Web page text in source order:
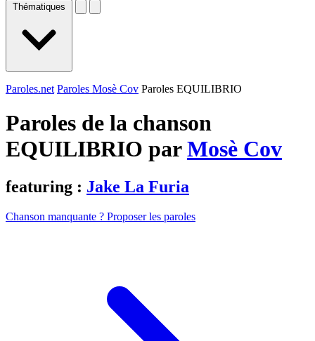
Thématiques
Paroles.net Paroles Mosè Cov Paroles EQUILIBRIO
Paroles de la chanson
EQUILIBRIO parMosè Cov
featuring : Jake La Furia
Chanson manquante ? Proposer les paroles